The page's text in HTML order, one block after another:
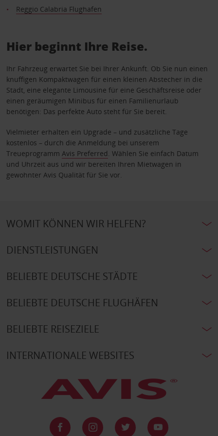
Reggio Calabria Flughafen
Hier beginnt Ihre Reise.
Ihr Fahrzeug erwartet Sie bei Ihrer Ankunft. Ob Sie nun einen
knuffigen Kompaktwagen für einen kleinen Abstecher in die
Stadt, eine elegante Limousine für eine Geschäftsreise oder
einen geräumigen Minibus für einen Familienurlaub
benötigen: Das perfekte Auto steht für Sie bereit.
Vielmieter erhalten ein Upgrade – und zusätzliche Tage
kostenlos – durch die Anmeldung bei unserem
Treueprogramm Avis Preferred . Wählen Sie einfach Datum
und Uhrzeit aus und wir bereiten Ihren Mietwagen in
gewohnter Avis Qualität für Sie vor.
WOMIT KÖNNEN WIR HELFEN?
DIENSTLEISTUNGEN
BELIEBTE DEUTSCHE STÄDTE
BELIEBTE DEUTSCHE FLUGHÄFEN
BELIEBTE REISEZIELE
INTERNATIONALE WEBSITES